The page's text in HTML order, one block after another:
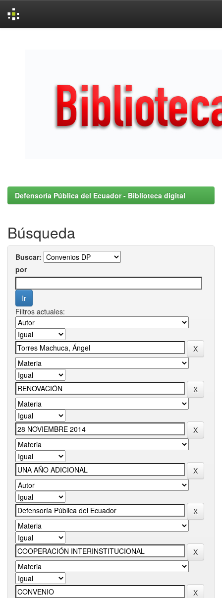
Defensoría Pública del Ecuador - Biblioteca digital
Búsqueda
Buscar:
por
Filtros actuales: